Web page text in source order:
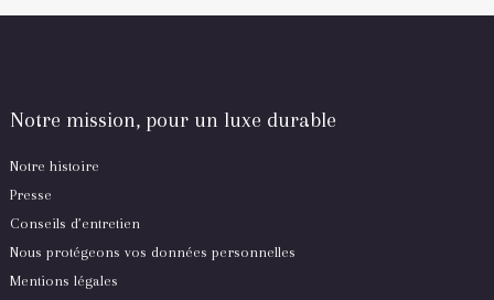
Notre mission, pour un luxe durable
Notre histoire
Presse
Conseils d’entretien
Nous protégeons vos données personnelles
Mentions légales